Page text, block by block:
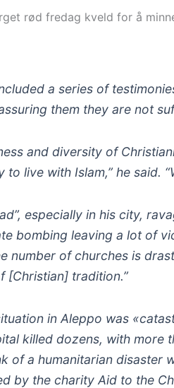
rød fredag kveld for å
a series of
them they are not
and diversity of
live with Islam,” he said.
especially in his city,
bombing leaving a lot of
number of churches is
[Christian] tradition.”
in Aleppo was
killed dozens, with more
of a humanitarian disaster
by the charity Aid to the